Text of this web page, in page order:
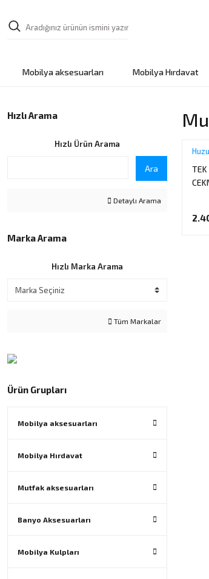
Mobilya aksesuarları Mobilya Hırdavat
Hızlı Arama
Hızlı Ürün Arama
Ara
Detaylı Arama
Marka Arama
Hızlı Marka Arama
Tüm Markalar
Ürün Grupları
Mobilya aksesuarları
Mobilya Hırdavat
Mutfak aksesuarları
Banyo Aksesuarları
Mobilya Kulpları
TEK